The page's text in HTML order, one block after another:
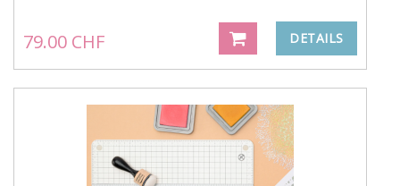
79.00 CHF DETAILS